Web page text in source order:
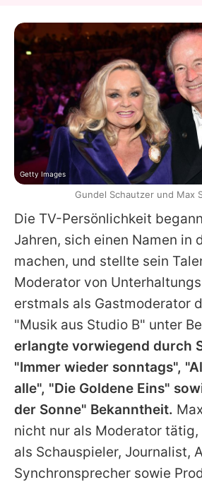
Die TV-Persönlichkeit
Jahren, sich einen Namen in
machen, und stellte sein
Moderator von
erstmals als Gastmoderator
"Musik aus Studio B" unter
erlangte vorwiegend durch
"Immer wieder sonntags",
alle", "Die Goldene Eins"
der Sonne" Bekanntheit.
nicht nur als Moderator tätig,
als Schauspieler, Journalist,
Synchronsprecher sowie
Getty Images
Gundel Schautzer und Max